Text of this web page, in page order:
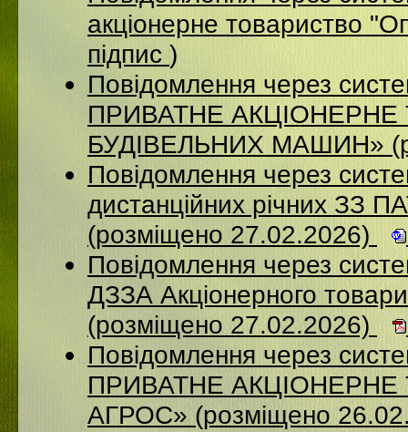
акціонерне товариство
підпис )
Повідомлення через
ПРИВАТНЕ
БУДІВЕЛЬНИХ МАШИН»
Повідомлення через
дистанційних річних ЗЗ
(розміщено 27.02.2026)
Повідомлення через
ДЗЗА Акціонерного
(розміщено 27.02.2026)
Повідомлення через
ПРИВАТНЕ
АГРОС» (розміщено